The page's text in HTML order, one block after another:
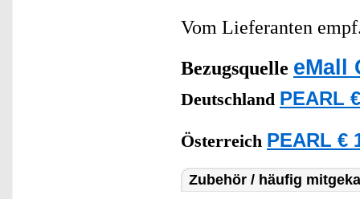
Vom Lieferanten
Bezugsquelle eMall
Deutschland PEARL
Österreich PEARL €
Zubehör / häufig